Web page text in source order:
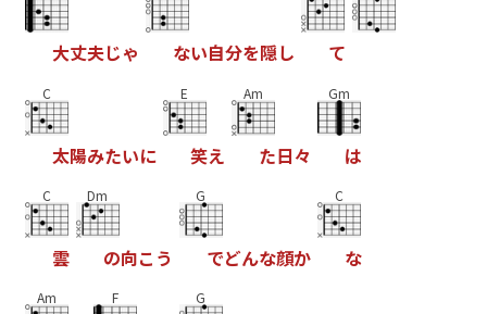
大丈夫じゃ ない自分を隠し て
C
太陽みたいに
E
笑え
Am
た日々
Gm
は
C
雲
Dm
の向こ う
G
でどんな顔か
C
な
Am F G